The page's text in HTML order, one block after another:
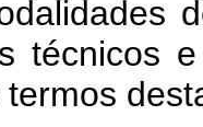
técnicos